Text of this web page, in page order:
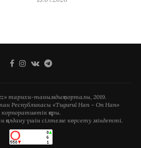
тарихи-танымдық порталы, 2019.
Республикасы «Tugurul Han – On Han»
корпоративтік қоры.
үшін сілтеме көрсету міндетті.